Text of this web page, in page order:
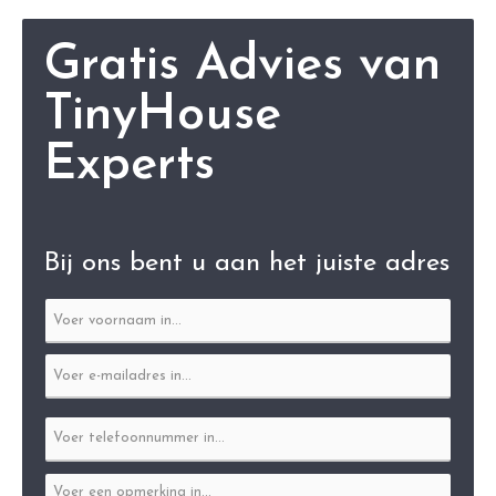
Gratis Advies van
TinyHouse
Experts
Bij ons bent u aan het juiste adres